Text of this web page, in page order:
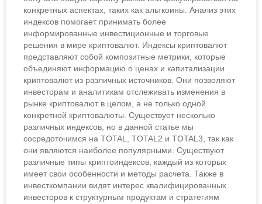
конкретных аспектах, таких как альткоины. Анализ этих
индексов помогает принимать более
информированные инвестиционные и торговые
решения в мире криптовалют. Индексы криптовалют
представляют собой композитные метрики, которые
объединяют информацию о ценах и капитализации
криптовалют из различных источников. Они позволяют
инвесторам и аналитикам отслеживать изменения в
рынке криптовалют в целом, а не только одной
конкретной криптовалюты. Существует несколько
различных индексов, но в данной статье мы
сосредоточимся на TOTAL, TOTAL2 и TOTAL3, так как
они являются наиболее популярными. Существуют
различные типы криптоиндексов, каждый из которых
имеет свои особенности и методы расчета. Также в
инвесткомпании видят интерес квалифицированных
инвесторов к структурным продуктам и стратегиям